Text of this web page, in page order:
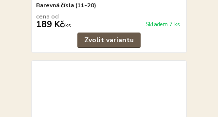
Barevná čísla (11-20)
cena od
189 Kč/ks Skladem 7 ks
Zvolit variantu